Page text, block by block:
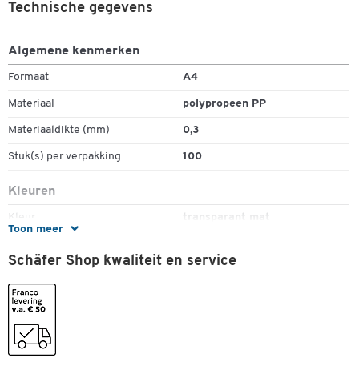
Toon meer
Technische gegevens
Algemene kenmerken
Formaat A4
Materiaal polypropeen PP
Materiaaldikte (mm) 0,3
Stuk(s) per verpakking 100
Kleuren
Kleur transparant mat
Schäfer Shop kwaliteit en service